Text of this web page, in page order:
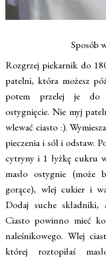
Sposób
Rozgrzej piekarnik do
patelni, która możesz
potem przelej je
ostygnięcie. Nie myj
wlewać ciasto :).
pieczenia i sól i odstaw.
cytryny i 1 łyżkę cukru
masło ostygnie (może
gorące), wlej cukier i
Dodaj suche
Ciasto powinno mieć
naleśnikowego. Wlej
której roztopiłaś